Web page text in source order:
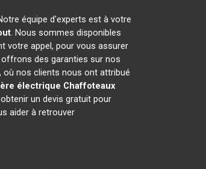
équipe d'experts est à votre
. Nous sommes disponibles
votre appel, pour vous assurer
des garanties sur nos
, où nos clients nous ont attribué
électrique Chaffoteaux
un devis gratuit pour
aider à retrouver